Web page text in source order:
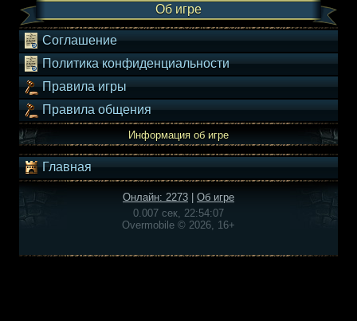
Об игре
Соглашение
Политика конфиденциальности
Правила игры
Правила общения
Информация об игре
Главная
Онлайн: 2273
Об игре
0.007 сек, 22:54:07
Overmobile © 2026, 16+